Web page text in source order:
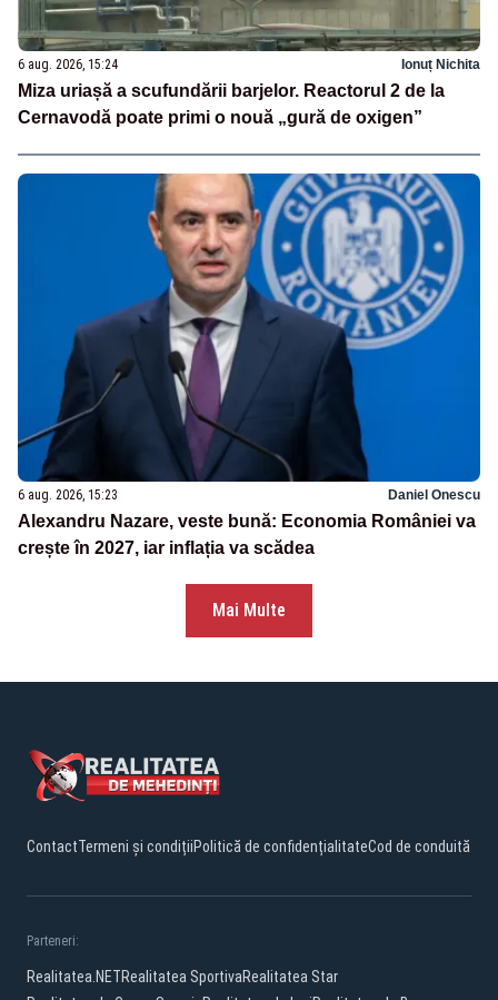
6 aug. 2026, 15:24 Ionuț Nichita
Miza uriașă a scufundării barjelor. Reactorul 2 de la
Cernavodă poate primi o nouă „gură de oxigen”
6 aug. 2026, 15:23 Daniel Onescu
Alexandru Nazare, veste bună: Economia României va
crește în 2027, iar inflația va scădea
Mai Multe
ContactTermeni și condițiiPolitică de confidențialitateCod de conduită
Parteneri:
Realitatea.NETRealitatea SportivaRealitatea Star